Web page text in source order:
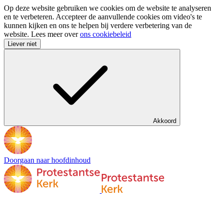
Op deze website gebruiken we cookies om de website te analyseren
en te verbeteren. Accepteer de aanvullende cookies om video's te
kunnen kijken en ons te helpen bij verdere verbetering van de
website. Lees meer overons cookiebeleid
Liever niet
Akkoord
Doorgaan naar hoofdinhoud